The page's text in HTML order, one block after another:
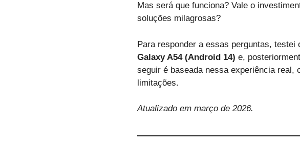
Mas será que funciona? Vale o
soluções milagrosas?
Para responder a essas perguntas, testei
Galaxy A54 (Android 14) e,
seguir é baseada nessa experiência real,
limitações.
Atualizado em março de 2026.